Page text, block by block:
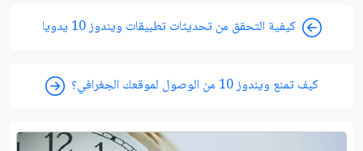
كيفية التحقق من تحديثات تطبيقات ويندوز 10 يدويا
كيف تمنع ويندوز 10 من الوصول لموقعك الجغرافي؟